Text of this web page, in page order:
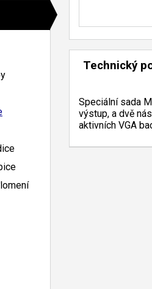
Technický
Speciální sada
výstup, a dvě
aktivních VGA